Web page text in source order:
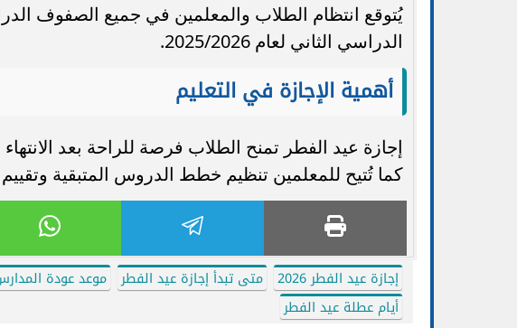
يُتوقع انتظام الطلاب والمعلمين في جميع الصفوف
الدراسي الثاني لعام 2025/2026.
أهمية الإجازة في التعليم
إجازة عيد الفطر تمنح الطلاب فرصة للراحة بعد
كما تُتيح للمعلمين تنظيم خطط الدروس المتبقية
إجازة عيد الفطر 2026 متى تبدأ إجازة عيد الفطر موعد عودة
أيام عطلة عيد الفطر